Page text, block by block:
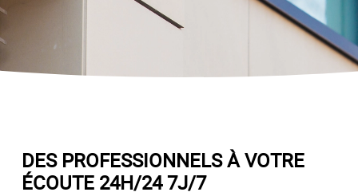
DES PROFESSIONNELS À VOTRE
ÉCOUTE 24H/24 7J/7